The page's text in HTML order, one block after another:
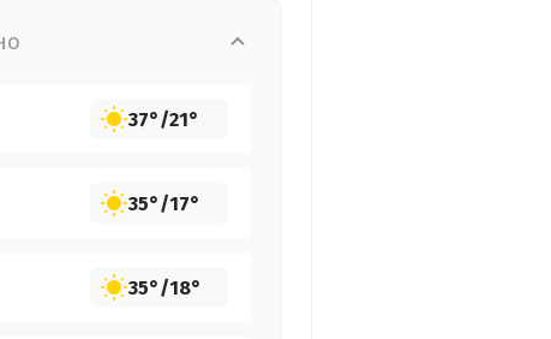
37°/21°
35°/17°
35°/18°